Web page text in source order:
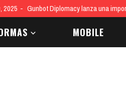
2025 Gunbot Diplomacy lanza una
MOBILE